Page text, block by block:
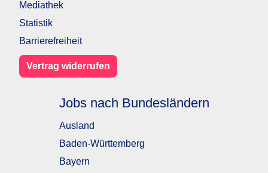
Mediathek
Statistik
Barrierefreiheit
Vertrag widerrufen
Jobs nach Bundesländern
Ausland
Baden-Württemberg
Bayern